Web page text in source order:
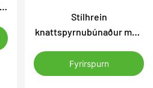
Stílhrein
knattspyrnubúnaður með
Sérsniðin klippa & Sew
Football einkennisbúning
Fyrirspurn